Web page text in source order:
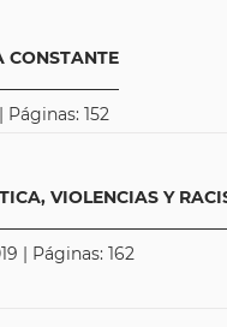
CONSTANTE
Páginas: 152
VIOLENCIAS Y
| Páginas: 162